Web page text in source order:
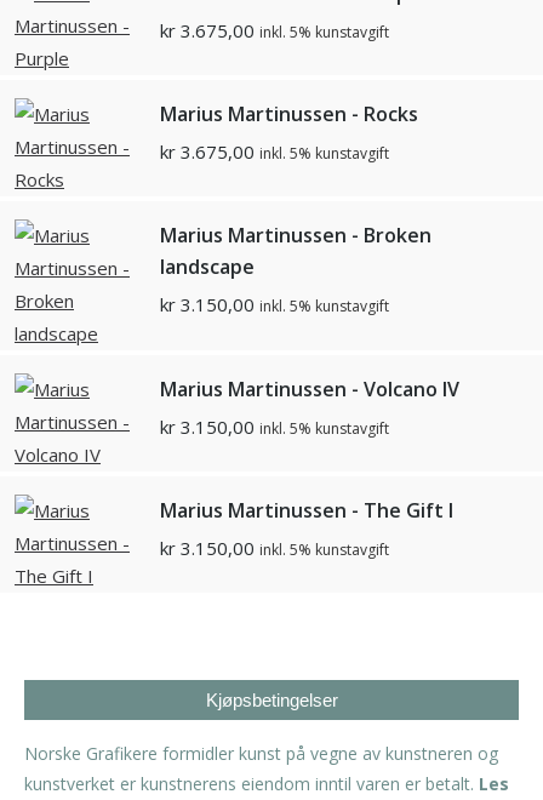
kr 3.675,00 inkl. 5% kunstavgift
Marius Martinussen - Rocks
kr 3.675,00 inkl. 5% kunstavgift
Marius Martinussen - Broken
landscape
kr 3.150,00 inkl. 5% kunstavgift
Marius Martinussen - Volcano IV
kr 3.150,00 inkl. 5% kunstavgift
Marius Martinussen - The Gift I
kr 3.150,00 inkl. 5% kunstavgift
Kjøpsbetingelser
Norske Grafikere formidler kunst på vegne av kunstneren og
kunstverket er kunstnerens eiendom inntil varen er betalt. Les